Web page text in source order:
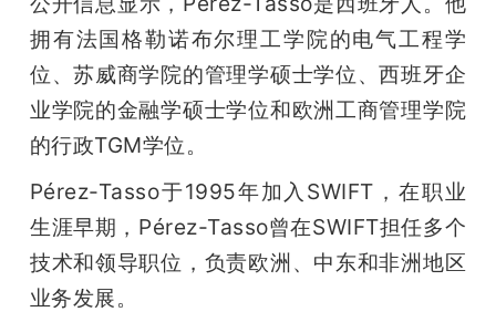
拥有法国格勒诺布尔理工学院的电气工程学
位、苏威商学院的管理学硕士学位、西班牙企
业学院的金融学硕士学位和欧洲工商管理学院
的行政TGM学位。
Pérez-Tasso于1995年加入SWIFT，在职业
生涯早期，Pérez-Tasso曾在SWIFT担任多个
技术和领导职位，负责欧洲、中东和非洲地区
业务发展。